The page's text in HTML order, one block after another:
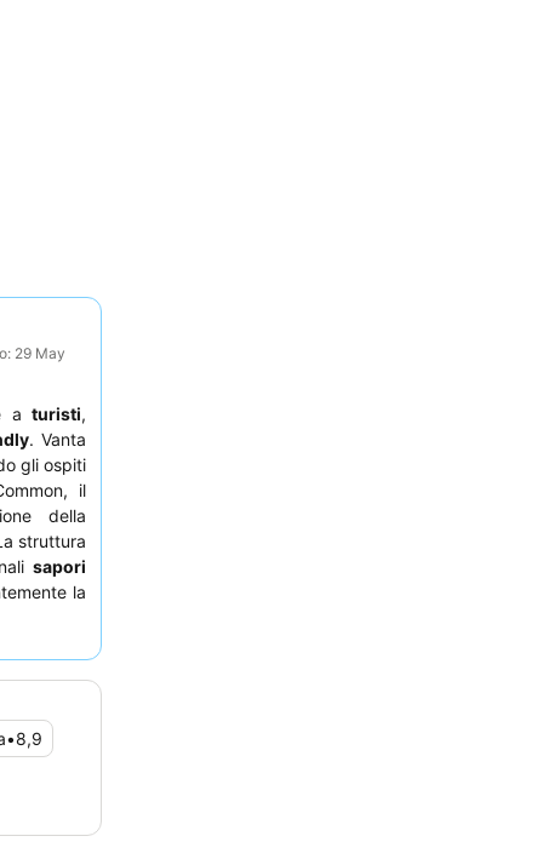
29 May
a turisti,
. Vanta
gli ospiti
il
della
struttura
sapori
la
davvero
•8,9